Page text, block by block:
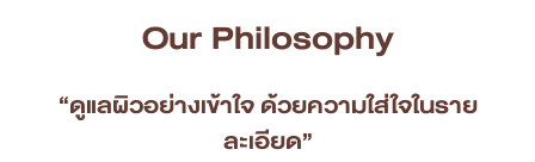
Our Philosophy
“ดูแลผิวอย่างเข้าใจ ด้วยความใส่ใจในราย
ละเอียด”